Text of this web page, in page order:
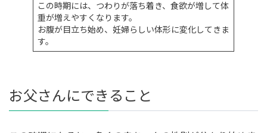
この時期には、つわりが落ち着き、食欲が増して体
重が増えやすくなります。
お腹が目立ち始め、妊婦らしい体形に変化してきま
す。
お父さんにできること